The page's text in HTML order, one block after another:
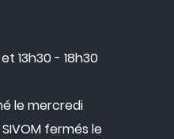
13h30 - 18h30
le mercredi
fermés le